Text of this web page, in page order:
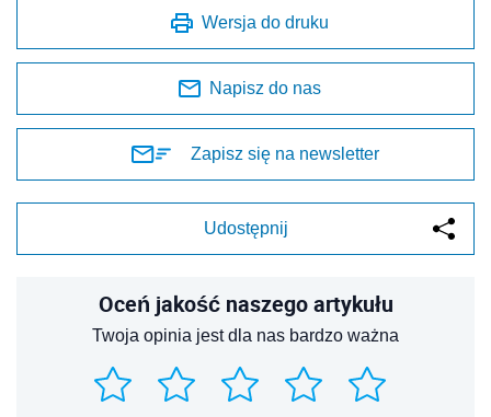
Wersja do druku
Napisz do nas
Zapisz się na newsletter
Udostępnij
Oceń jakość naszego artykułu
Twoja opinia jest dla nas bardzo ważna